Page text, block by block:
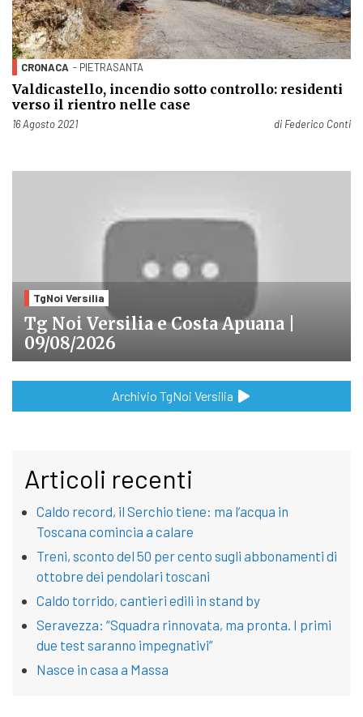
CRONACA - PIETRASANTA
Valdicastello, incendio sotto controllo: residenti
verso il rientro nelle case
Pubblicato il
16 Agosto 2021 di Federico Conti
TgNoi Versilia
Tg Noi Versilia e Costa Apuana |
09/08/2026
Archivio TgNoi Versilia
Articoli recenti
Caldo record, il Serchio tiene: ma l’acqua in
Toscana comincia a calare
Treni, sconto del 50 per cento sugli abbonamenti di
ottobre dei pendolari toscani
Caldo torrido, cantieri edili in stand by
Seravezza: “Squadra rinnovata, ma pronta. I primi
due test saranno impegnativi”
Nasce in casa a Massa